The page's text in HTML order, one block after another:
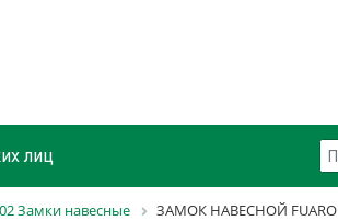
лиц
Замки навесные ЗАМОК НАВЕСНОЙ FUARO